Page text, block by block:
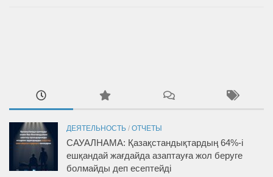
ДЕЯТЕЛЬНОСТЬ / ОТЧЕТЫ
САУАЛНАМА: Қазақстандықтардың 64%-і
ешқандай жағдайда азаптауға жол беруге
болмайды деп есептейді